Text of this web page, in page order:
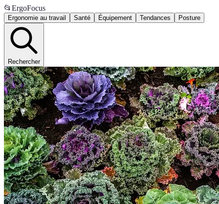
📂 ErgoFocus
Ergonomie au travail Santé Équipement Tendances Posture
Rechercher